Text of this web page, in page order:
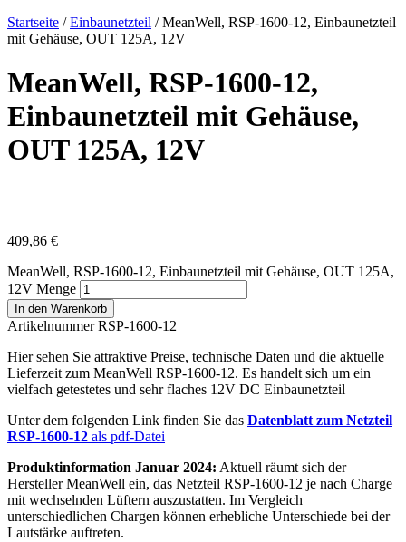
Startseite /Einbaunetzteil / MeanWell, RSP-1600-12, Einbaunetzteil
mit Gehäuse, OUT 125A, 12V
MeanWell, RSP-1600-12,
Einbaunetzteil mit Gehäuse,
OUT 125A, 12V
409,86 €
MeanWell, RSP-1600-12, Einbaunetzteil mit Gehäuse, OUT 125A,
12V Menge
In den Warenkorb
Artikelnummer RSP-1600-12
Hier sehen Sie attraktive Preise, technische Daten und die aktuelle
Lieferzeit zum MeanWell RSP-1600-12. Es handelt sich um ein
vielfach getestetes und sehr flaches 12V DC Einbaunetzteil
Unter dem folgenden Link finden Sie das Datenblatt zum Netzteil
RSP-1600-12 als pdf-Datei
Produktinformation Januar 2024: Aktuell räumt sich der
Hersteller MeanWell ein, das Netzteil RSP-1600-12 je nach Charge
mit wechselnden Lüftern auszustatten. Im Vergleich
unterschiedlichen Chargen können erhebliche Unterschiede bei der
Lautstärke auftreten.